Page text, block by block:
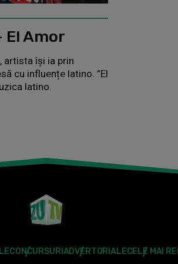
El Amor
artista își ia prin
cu influențe latino. ”El
latino.
CONCURSURI ADVERTORIALECELE MAI